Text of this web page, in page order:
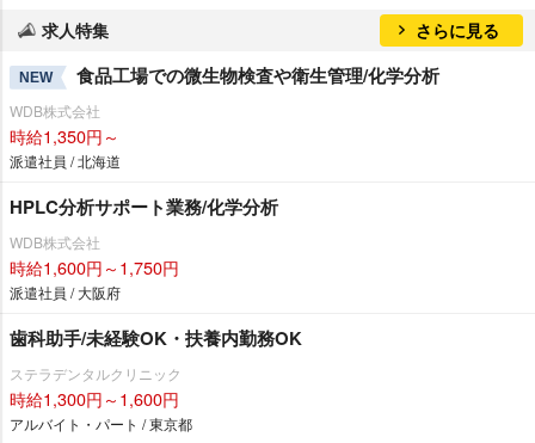
求人特集 さらに見る
NEW 食品工場での微生物検査や衛生管理/化学分析
WDB株式会社
時給1,350円～
派遣社員 / 北海道
HPLC分析サポート業務/化学分析
WDB株式会社
時給1,600円～1,750円
派遣社員 / 大阪府
歯科助手/未経験OK・扶養内勤務OK
ステラデンタルクリニック
時給1,300円～1,600円
アルバイト・パート / 東京都